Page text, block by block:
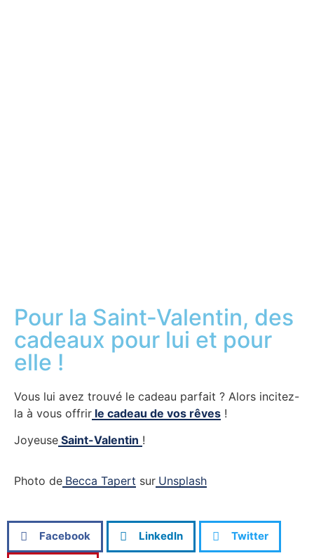
Pour la Saint-Valentin, des
cadeaux pour lui et pour
elle !
Vous lui avez trouvé le cadeau parfait ? Alors incitez-
la à vous offrir le cadeau de vos rêves !
Joyeuse Saint-Valentin !
Photo de Becca Tapert sur Unsplash
Facebook LinkedIn Twitter